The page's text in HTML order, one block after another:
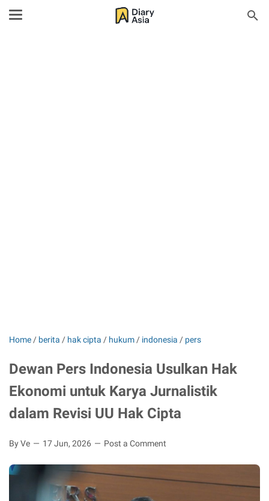
Home / berita / hak cipta / hukum / indonesia / pers
Dewan Pers Indonesia Usulkan Hak
Ekonomi untuk Karya Jurnalistik
dalam Revisi UU Hak Cipta
By Ve 17 Jun, 2026 Post a Comment